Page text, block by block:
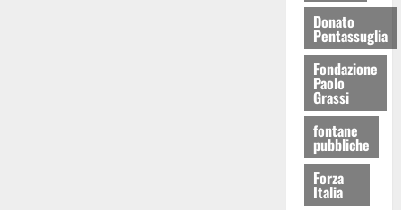
Donato
Pentassuglia
Fondazione
Paolo
Grassi
fontane
pubbliche
Forza
Italia